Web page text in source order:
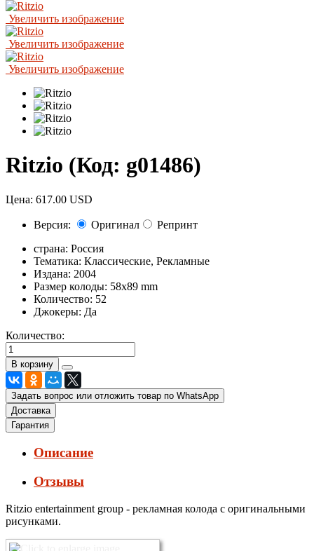
Увеличить изображение
Увеличить изображение
Увеличить изображение
Ritzio (Код: g01486)
Цена: 617.00 USD
Версия: Оригинал
Репринт
страна: Россия
Тематика: Классические, Рекламные
Издана: 2004
Размер колоды: 58x89 mm
Количество: 52
Джокеры: Да
Количество:
Задать вопрос или отложить товар по WhatsApp
Доставка
Гарантия
Описание
Отзывы
Ritzio entertainment group - рекламная колода с оригинальными
рисунками.